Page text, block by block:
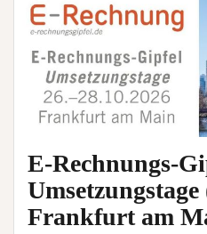
am
29.
und
30.
August
2026
/
Freizeit
|
Bad
E-Rechnungs-
Frankfurt am